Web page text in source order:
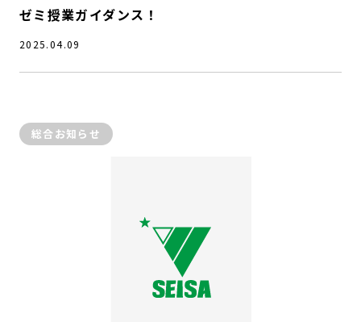
ゼミ授業ガイダンス！
2025.04.09
総合お知らせ